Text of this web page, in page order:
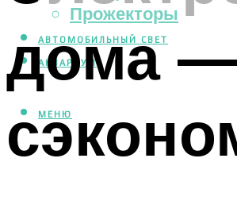
Прожекторы
АВТОМОБИЛЬНЫЙ СВЕТ
АКВАРИУМ
МЕНЮ
дома